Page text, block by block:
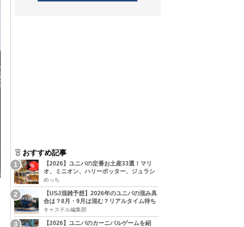
おすすめ記事
【2026】ユニバの定番お土産33選！マリ
オ、ミニオン、ハリーポッター、ジュラシ
ックパーク、セサミ、SINGなどのグッズ情
報
めっち
【USJ混雑予想】2026年のユニバの混み具
合は？8月・9月は混む？リアルタイム待ち
時間アプリも
キャステル編集部
【2026】ユニバのカーニバルゲームを紹